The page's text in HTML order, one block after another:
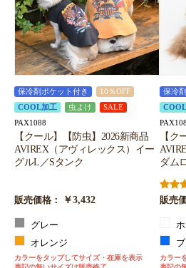
保冷剤ポケット付き
10％OFF
COOL加工
虫よけ SALE
PAX1088
【クール】【防虫】2026新商品
AVIREX（アヴィレックス）イー
グルL／Sタンク
販売価格： ￥3,432
グレー
オレンジ
カラーをタップしてサイズ・在庫を表示
保冷
【ク
ダム
販売
カラー